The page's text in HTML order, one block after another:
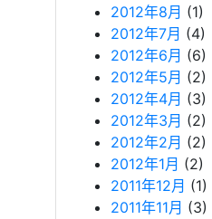
2012年8月 (1)
2012年7月 (4)
2012年6月 (6)
2012年5月 (2)
2012年4月 (3)
2012年3月 (2)
2012年2月 (2)
2012年1月 (2)
2011年12月 (1)
2011年11月 (3)